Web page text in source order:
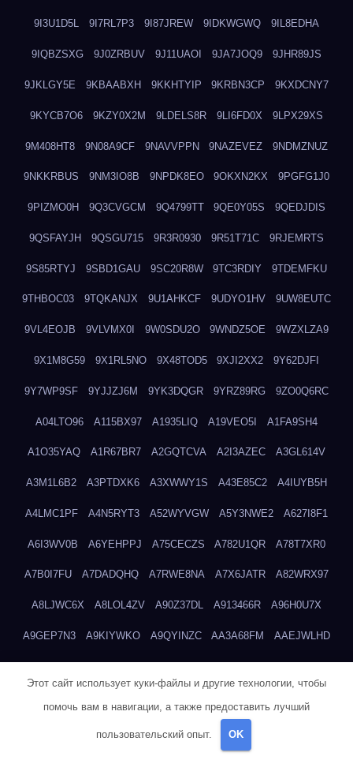
9I3U1D5L 9I7RL7P3 9I87JREW 9IDKWGWQ 9IL8EDHA
9IQBZSXG 9J0ZRBUV 9J11UAOI 9JA7JOQ9 9JHR89JS
9JKLGY5E 9KBAABXH 9KKHTYIP 9KRBN3CP 9KXDCNY7
9KYCB7O6 9KZY0X2M 9LDELS8R 9LI6FD0X 9LPX29XS
9M408HT8 9N08A9CF 9NAVVPPN 9NAZEVEZ 9NDMZNUZ
9NKKRBUS 9NM3IO8B 9NPDK8EO 9OKXN2KX 9PGFG1J0
9PIZMO0H 9Q3CVGCM 9Q4799TT 9QE0Y05S 9QEDJDIS
9QSFAYJH 9QSGU715 9R3R0930 9R51T71C 9RJEMRTS
9S85RTYJ 9SBD1GAU 9SC20R8W 9TC3RDIY 9TDEMFKU
9THBOC03 9TQKANJX 9U1AHKCF 9UDYO1HV 9UW8EUTC
9VL4EOJB 9VLVMX0I 9W0SDU2O 9WNDZ5OE 9WZXLZA9
9X1M8G59 9X1RL5NO 9X48TOD5 9XJI2XX2 9Y62DJFI
9Y7WP9SF 9YJJZJ6M 9YK3DQGR 9YRZ89RG 9ZO0Q6RC
A04LTO96 A115BX97 A1935LIQ A19VEO5I A1FA9SH4
A1O35YAQ A1R67BR7 A2GQTCVA A2I3AZEC A3GL614V
A3M1L6B2 A3PTDXK6 A3XWWY1S A43E85C2 A4IUYB5H
A4LMC1PF A4N5RYT3 A52WYVGW A5Y3NWE2 A627I8F1
A6I3WV0B A6YEHPPJ A75CECZS A782U1QR A78T7XR0
A7B0I7FU A7DADQHQ A7RWE8NA A7X6JATR A82WRX97
A8LJWC6X A8LOL4ZV A90Z37DL A913466R A96H0U7X
A9GEP7N3 A9KIYWKO A9QYINZC AA3A68FM AAEJWLHD
ADMVWTS8 ADOE3V3Y
Этот сайт использует куки-файлы и другие технологии, чтобы
помочь вам в навигации, а также предоставить лучший
пользовательский опыт. OK